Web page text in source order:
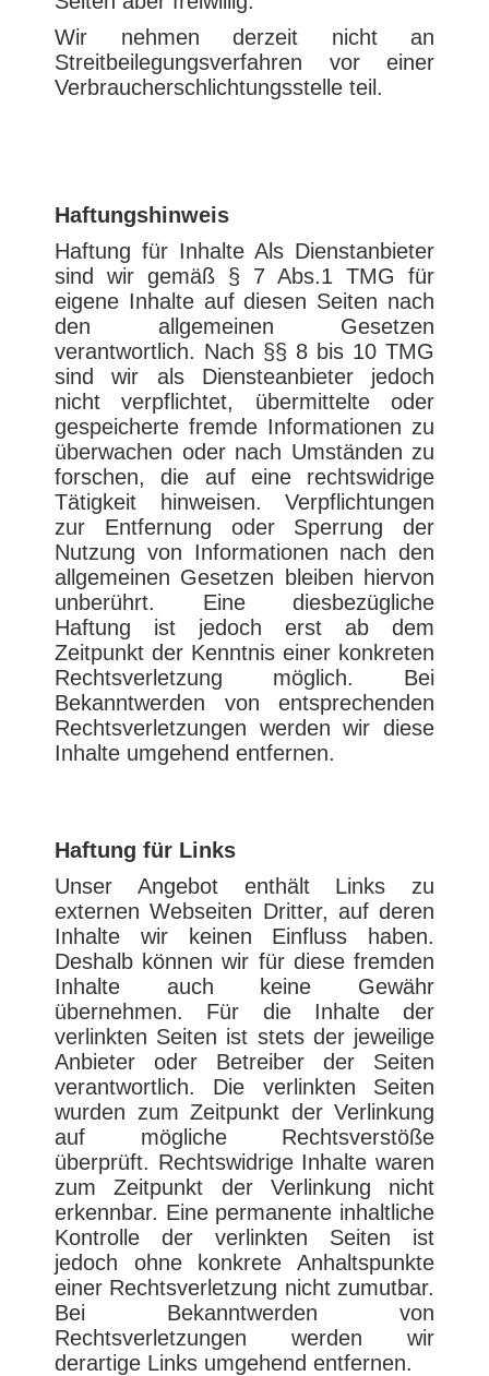
Wir nehmen derzeit nicht an
Streitbeilegungsverfahren vor einer
Verbraucherschlichtungsstelle teil.
Haftungshinweis
Haftung für Inhalte Als Dienstanbieter
sind wir gemäß § 7 Abs.1 TMG für
eigene Inhalte auf diesen Seiten nach
den allgemeinen Gesetzen
verantwortlich. Nach §§ 8 bis 10 TMG
sind wir als Diensteanbieter jedoch
nicht verpflichtet, übermittelte oder
gespeicherte fremde Informationen zu
überwachen oder nach Umständen zu
forschen, die auf eine rechtswidrige
Tätigkeit hinweisen. Verpflichtungen
zur Entfernung oder Sperrung der
Nutzung von Informationen nach den
allgemeinen Gesetzen bleiben hiervon
unberührt. Eine diesbezügliche
Haftung ist jedoch erst ab dem
Zeitpunkt der Kenntnis einer konkreten
Rechtsverletzung möglich. Bei
Bekanntwerden von entsprechenden
Rechtsverletzungen werden wir diese
Inhalte umgehend entfernen.
Haftung für Links
Unser Angebot enthält Links zu
externen Webseiten Dritter, auf deren
Inhalte wir keinen Einfluss haben.
Deshalb können wir für diese fremden
Inhalte auch keine Gewähr
übernehmen. Für die Inhalte der
verlinkten Seiten ist stets der jeweilige
Anbieter oder Betreiber der Seiten
verantwortlich. Die verlinkten Seiten
wurden zum Zeitpunkt der Verlinkung
auf mögliche Rechtsverstöße
überprüft. Rechtswidrige Inhalte waren
zum Zeitpunkt der Verlinkung nicht
erkennbar. Eine permanente inhaltliche
Kontrolle der verlinkten Seiten ist
jedoch ohne konkrete Anhaltspunkte
einer Rechtsverletzung nicht zumutbar.
Bei Bekanntwerden von
Rechtsverletzungen werden wir
derartige Links umgehend entfernen.